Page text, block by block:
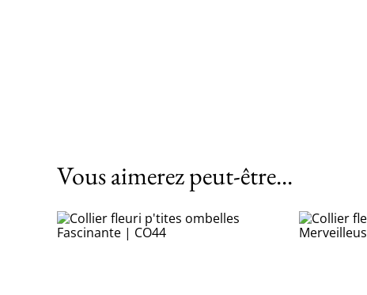
Vous aimerez peut-être...